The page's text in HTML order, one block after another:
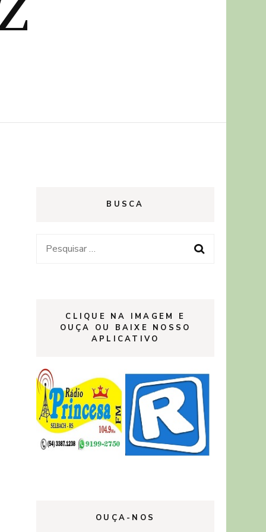
BUSCA
Pesquisar
CLIQUE NA IMAGEM E
OUÇA OU BAIXE NOSSO
APLICATIVO
OUÇA-NOS